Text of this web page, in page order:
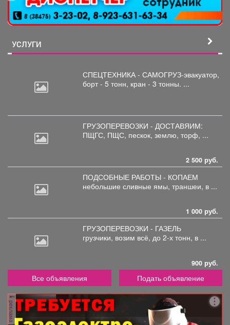
УСЛУГИ
СПЕЦТЕХНИКА - САМОГРУЗ-эвакуатор,
борт - 5 тонн, кран - 3 тонны. ...
ГРУЗОПЕРЕВОЗКИ - ДОСТАВЯИМ:
ПЩГС, ПЩС, пескок, землю, торф, ...
2 500 руб.
ПОДСОБНЫЕ РАБОТЫ - КОПАЕМ
небольшие сливные ямы, траншеи, в ...
1 000 руб.
ГРУЗОПЕРЕВОЗКИ - ГАЗЕЛЬ
грузчики, возим всё, до 2-х тонн, в ...
900 руб.
Все объявления Подать объявление
реклама